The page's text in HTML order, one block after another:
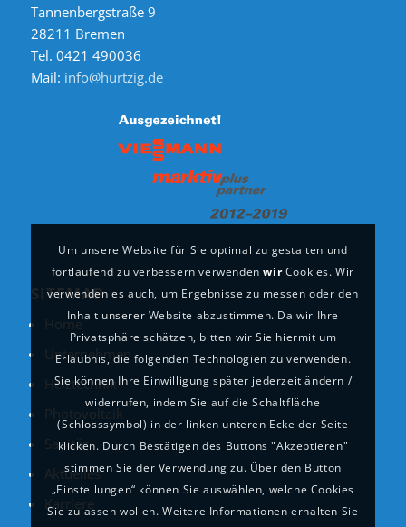
Tannenbergstraße 9
28211 Bremen
Tel. 0421 490036
Mail: info@hurtzig.de
SITEMAP
Home
Unternehmen
Heiztechnik
Photovoltaik
Sanitär
Aktuelles
Karriere
Um unsere Website für Sie optimal zu gestalten und
fortlaufend zu verbessern verwendenwirCookies. Wir
verwenden es auch, um Ergebnisse zu messen oder den
Inhalt unserer Website abzustimmen. Da wir Ihre
Privatsphäre schätzen, bitten wir Sie hiermit um
Erlaubnis, die folgenden Technologien zu verwenden.
Sie können Ihre Einwilligung später jederzeit ändern /
widerrufen, indem Sie auf die Schaltfläche
(Schlosssymbol) in der linken unteren Ecke der Seite
klicken. Durch Bestätigen des Buttons "Akzeptieren"
stimmen Sie der Verwendung zu. Über den Button
„Einstellungen“ können Sie auswählen, welche Cookies
Sie zulassen wollen. Weitere Informationen erhalten Sie